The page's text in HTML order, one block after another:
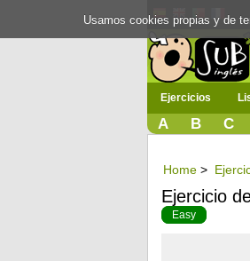
Ejercicios
A B C
Home >
Ejercicio
Easy
Usamos cookies propias y de